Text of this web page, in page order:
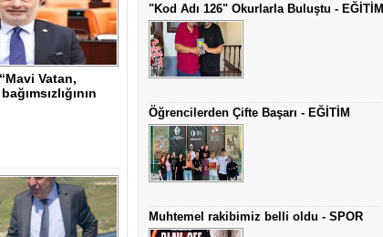
"Kod Adı 126" Okurlarla Buluştu - EĞİTİM
Öğrencilerden Çifte Başarı - EĞİTİM
Muhtemel rakibimiz belli oldu - SPOR
Vatan,